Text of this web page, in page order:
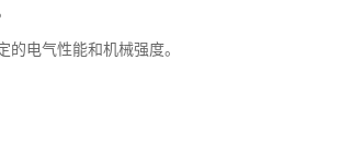
电气性能和机械强度。